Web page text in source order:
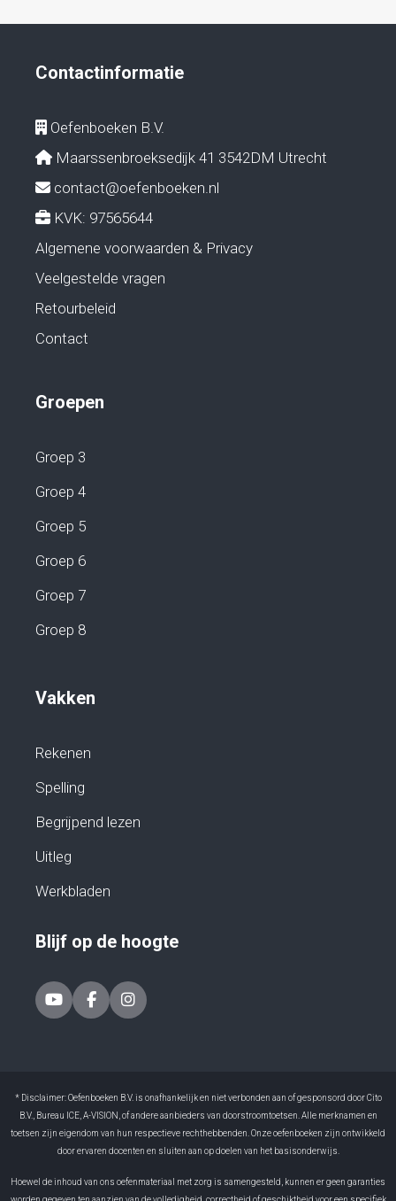
Contactinformatie
Oefenboeken B.V.
Maarssenbroeksedijk 41 3542DM Utrecht
contact@oefenboeken.nl
KVK: 97565644
Algemene voorwaarden & Privacy
Veelgestelde vragen
Retourbeleid
Contact
Groepen
Groep 3
Groep 4
Groep 5
Groep 6
Groep 7
Groep 8
Vakken
Rekenen
Spelling
Begrijpend lezen
Uitleg
Werkbladen
Blijf op de hoogte
* Disclaimer: Oefenboeken B.V. is onafhankelijk en niet verbonden aan of gesponsord door Cito
B.V., Bureau ICE, A-VISION, of andere aanbieders van doorstroomtoetsen. Alle merknamen en
toetsen zijn eigendom van hun respectieve rechthebbenden. Onze oefenboeken zijn ontwikkeld
door ervaren docenten en sluiten aan op doelen van het basisonderwijs.
Hoewel de inhoud van ons oefenmateriaal met zorg is samengesteld, kunnen er geen garanties